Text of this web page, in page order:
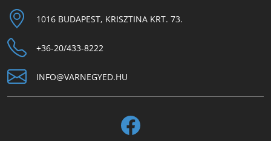
1016 BUDAPEST, KRISZTINA KRT. 73.
+36-20/433-8222
INFO@VARNEGYED.HU